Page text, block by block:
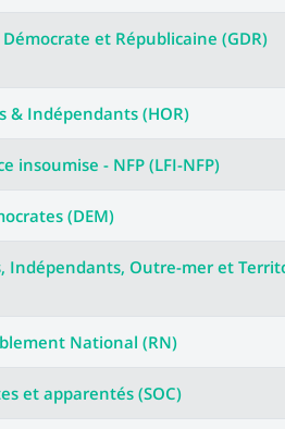
et Républicaine (GDR)
& Indépendants (HOR)
insoumise - NFP (LFI-NFP)
(DEM)
Indépendants, Outre-mer et
National (RN)
et apparentés (SOC)